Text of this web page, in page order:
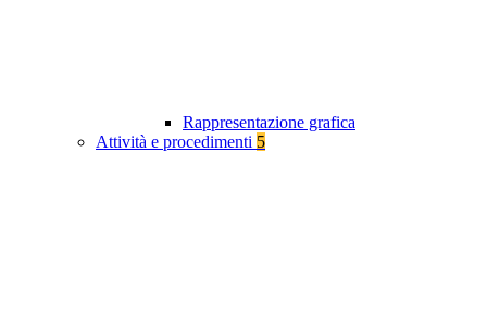
Rappresentazione grafica
Attività e procedimenti 5